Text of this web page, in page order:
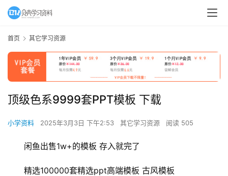
首页 其它学习资源
顶级色系9999套PPT模板 下载
小学资料 2025年3月3日 下午2:53 其它学习资源 阅读 505
闲鱼出售1w+的模板 存入就完了
精选100000套精选ppt高端模板 古风模板